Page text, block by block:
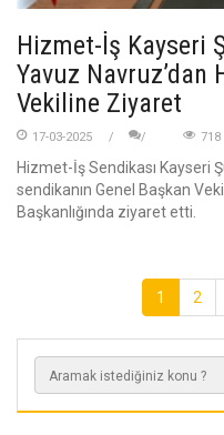
Hizmet-İş Kayseri
Yavuz Navruz’dan
Vekiline Ziyaret
17-03-2025 718
Hizmet-İş Sendikası Kayseri
sendikanın Genel Başkan
Başkanlığında ziyaret etti.
1 2